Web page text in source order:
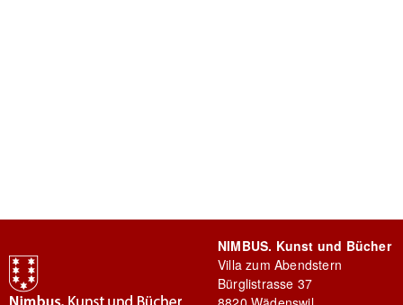
NIMBUS. Kunst und Bücher
Villa zum Abendstern
Bürglistrasse 37